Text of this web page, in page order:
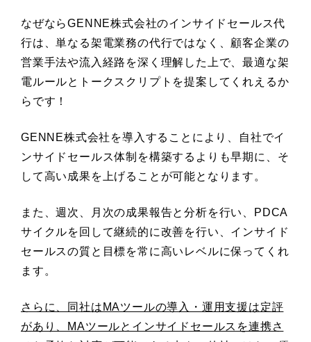
なぜならGENNE株式会社のインサイドセールス代
行は、単なる架電業務の代行ではなく、顧客企業の
営業手法や流入経路を深く理解した上で、最適な架
電ルールとトークスクリプトを提案してくれえるか
らです！
GENNE株式会社を導入することにより、自社でイ
ンサイドセールス体制を構築するよりも早期に、そ
して高い成果を上げることが可能となります。
また、週次、月次の成果報告と分析を行い、PDCA
サイクルを回して継続的に改善を行い、インサイド
セールスの質と目標を常に高いレベルに保ってくれ
ます。
さらに、同社はMAツールの導入・運用支援は定評
があり、MAツールとインサイドセールスを連携さ